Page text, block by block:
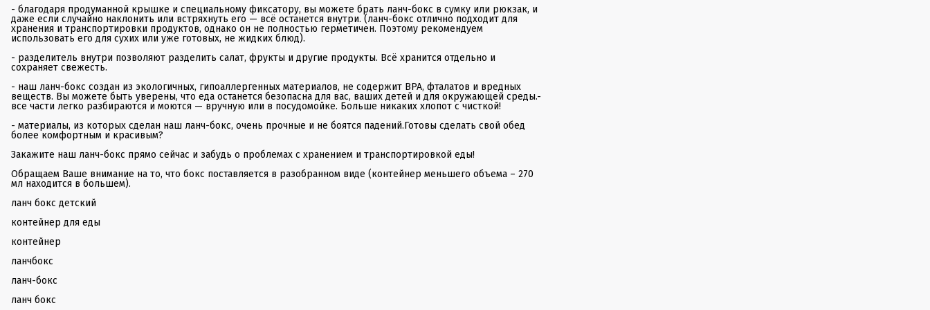
ланч бокс детский
контейнер для еды
контейнер
ланчбокс
ланч бокс
детский ланч бокс
ланч боксы для еды
- благодаря продуманной крышке и специальному фиксатору, вы можете брать ланч-бокс в сумку или рюкзак, и
даже если случайно наклонить или встряхнуть его — всё останется внутри. (ланч-бокс отлично подходит для
хранения и транспортировки продуктов, однако он не полностью герметичен. Поэтому рекомендуем
использовать его для сухих или уже готовых, не жидких блюд).
- разделитель внутри позволяют разделить салат, фрукты и другие продукты. Всё хранится отдельно и
сохраняет свежесть.
- наш ланч-бокс создан из экологичных, гипоаллергенных материалов, не содержит BPA, фталатов и вредных
веществ. Вы можете быть уверены, что еда останется безопасна для вас, ваших детей и для окружающей среды.-
все части легко разбираются и моются — вручную или в посудомойке. Больше никаких хлопот с чисткой!
- материалы, из которых сделан наш ланч-бокс, очень прочные и не боятся падений.Готовы сделать свой обед
более комфортным и красивым?
Закажите наш ланч-бокс прямо сейчас и забудь о проблемах с хранением и транспортировкой еды!
Обращаем Ваше внимание на то, что бокс поставляется в разобранном виде (контейнер меньшего объема – 270
мл находится в большем).
ланч бокс детский
контейнер для еды
контейнер
ланчбокс
ланч-бокс
ланч бокс